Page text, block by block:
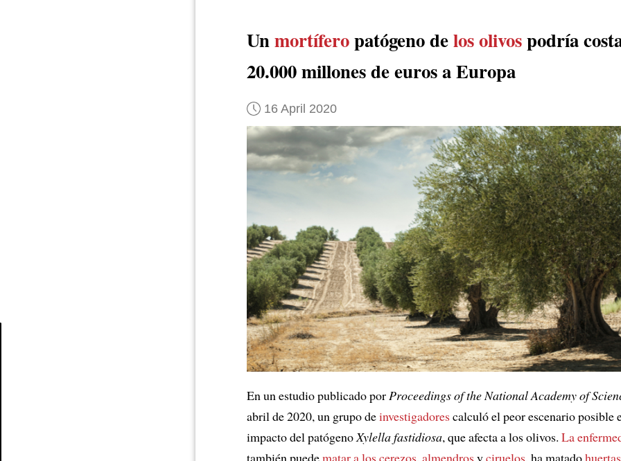
Unmortíferopatógeno delos olivospodría
20.000 millones de euros a Europa
16 April 2020
En un estudio publicado porProceedings of the National Academy of
abril de 2020, un grupo deinvestigadorescalculó el peor escenario posible
impacto del patógenoXylella fastidiosa, que afecta a los olivos. La